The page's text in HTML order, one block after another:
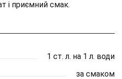
і приємний смак.
1 ст. л. на 1 л. води
за смаком